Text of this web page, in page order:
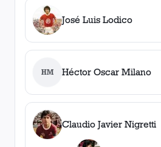
José Luis Lodico
HM Héctor Oscar Milano
Claudio Javier Nigretti